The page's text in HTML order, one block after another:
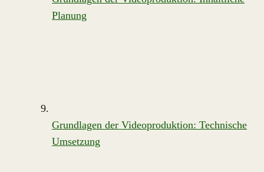
Planung
Grundlagen der Videoproduktion: Technische
Umsetzung